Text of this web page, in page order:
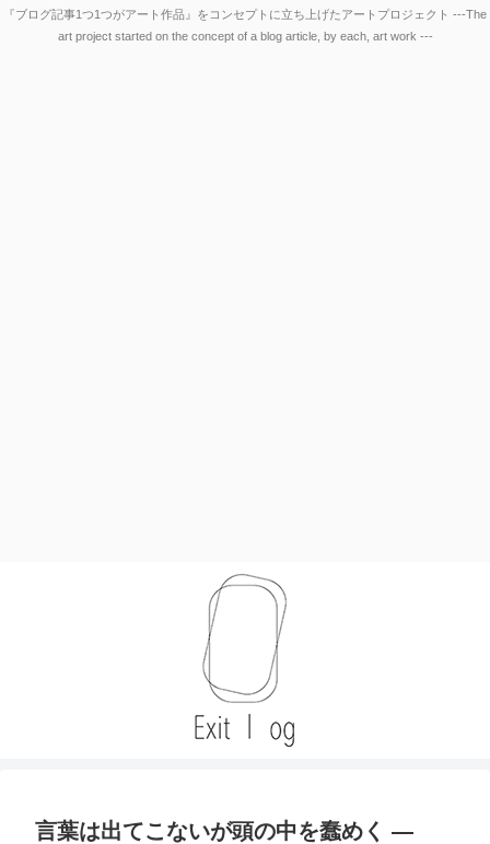
『ブログ記事1つ1つがアート作品』をコンセプトに立ち上げたアートプロジェクト ---The
art project started on the concept of a blog article, by each, art work ---
言葉は出てこないが頭の中を蠢めく —